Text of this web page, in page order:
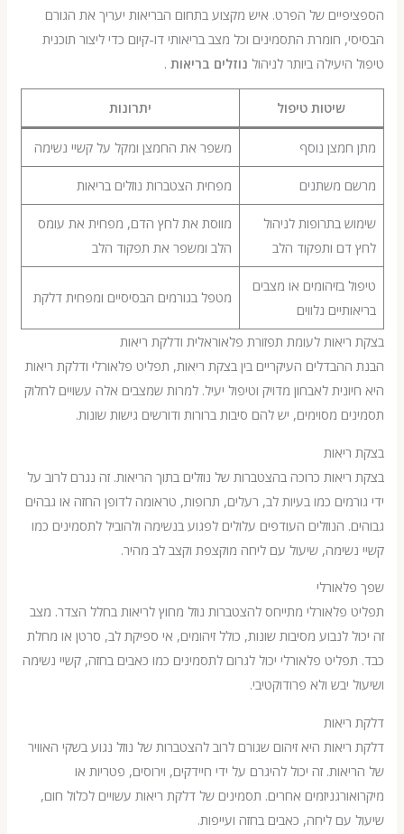
של הפרט. איש מקצוע בתחום הבריאות יעריך את הגורם
חומרת התסמינים וכל מצב בריאותי דו-קיום כדי ליצור תוכנית
ביותר לניהולנוזלים בריאות.
שיטות טיפול
נוסף משפר את החמצן ומקל על קשיי נשימה
משתנים מפחית הצטברות נוזלים בריאות
בתרופות לניהול
ותפקוד הלב
מווסת את לחץ הדם, מפחית את עומס
הלב ומשפר את תפקוד הלב
בזיהומים או מצבים
נלווים
מטפל בגורמים הבסיסיים ומפחית דלקת
לעומת תפזורת פלאוראלית ודלקת ריאות
העיקריים בין בצקת ריאות, תפליט פלאורלי ודלקת ריאות
לאבחון מדויק וטיפול יעיל. למרות שמצבים אלה עשויים לחלוק
מסוימים, יש להם סיבות ברורות ודורשים גישות שונות.
כרוכה בהצטברות של נוזלים בתוך הריאות. זה נגרם לרוב על
כמו בעיות לב, רעלים, תרופות, טראומה לדופן החזה או גבהים
הנוזלים העודפים עלולים לפגוע בנשימה ולהוביל לתסמינים כמו
שיעול עם ליחה מוקצפת וקצב לב מהיר.
פלאורלי מתייחס להצטברות נוזל מחוץ לריאות בחלל הצדר. מצב
לנבוע מסיבות שונות, כולל זיהומים, אי ספיקת לב, סרטן או מחלת
פלאורלי יכול לגרום לתסמינים כמו כאבים בחזה, קשיי נשימה
יבש ולא פרודוקטיבי.
היא זיהום שגורם לרוב להצטברות של נוזל נגוע בשקי האוויר
זה יכול להיגרם על ידי חיידקים, וירוסים, פטריות או
אחרים. תסמינים של דלקת ריאות עשויים לכלול חום,
ליחה, כאבים בחזה ועייפות.